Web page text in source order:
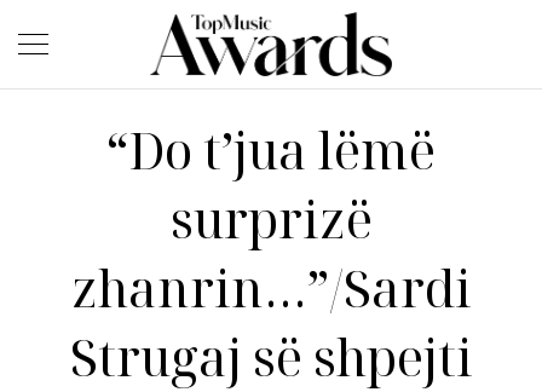
“Do t’jua lëmë
surprizë
zhanrin…”/Sardi
Strugaj së shpejti